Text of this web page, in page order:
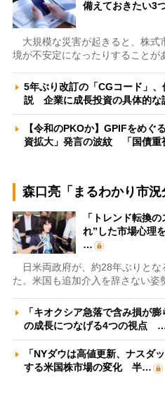
備えておきたい3
大規模な災害が起きると、株式
境が不安定になったりすることが
5年ぶり改訂の「CGコード」
説 企業に成長投資の具体的
【令和のPKOか】GPIFをめぐ
資拡大」発言の波紋 「国債
森口亮「まるわかり市況
「トレンド転換
れ”した市場心理
…
日米両政府が、約28年ぶりとな
た。米国も追加介入を辞さない姿
「キオクシア急落で含み損が
の成長につなげる4つの視点
「NYダウは高値更新、ナスダ
する米国株市場の変化 半…